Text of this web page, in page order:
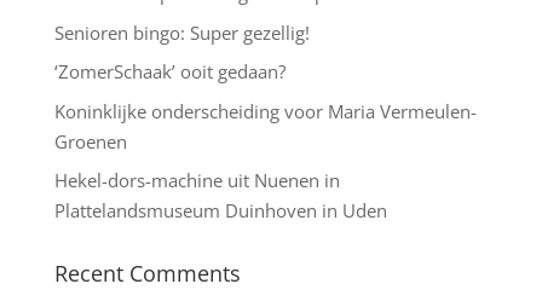
Senioren bingo: Super gezellig!
‘ZomerSchaak’ ooit gedaan?
Koninklijke onderscheiding voor Maria Vermeulen-
Groenen
Hekel-dors-machine uit Nuenen in
Plattelandsmuseum Duinhoven in Uden
Recent Comments